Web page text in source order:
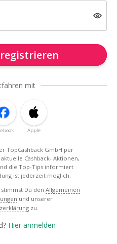
mit
Apple
TopCashback GmbH per
Cashback- Aktionen,
die Top-Tips informiert
ist jederzeit möglich.
Du den Allgemeinen
und unserer
zu.
Hier anmelden